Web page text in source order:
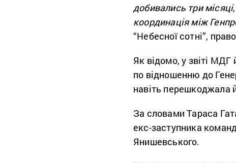
добивались три
координація між
“Небесної сотні”,
Як відомо, у звіті МДГ
по відношенню до
навіть перешкоджала
За словами Тараса
екс-заступника
Янишевського.